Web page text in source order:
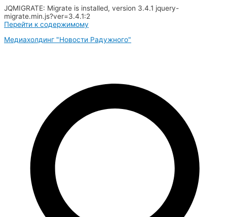
JQMIGRATE: Migrate is installed, version 3.4.1 jquery-
migrate.min.js?ver=3.4.1:2
Перейти к содержимому
Медиахолдинг "Новости Радужного"